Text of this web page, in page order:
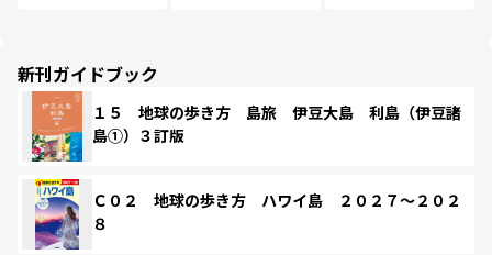
新刊ガイドブック
１５ 地球の歩き方 島旅 伊豆大島 利島（伊豆諸
島①）３訂版
Ｃ０２ 地球の歩き方 ハワイ島 ２０２７～２０２
８